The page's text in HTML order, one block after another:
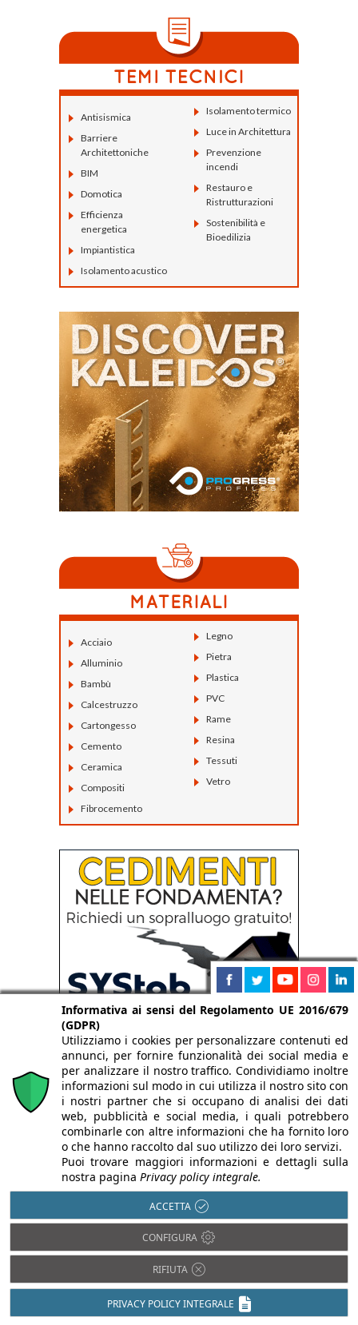
Antisismica
Barriere
Architettoniche
BIM
Domotica
Efficienza
energetica
Impiantistica
Isolamento acustico
Isolamento termico
Luce in Architettura
Prevenzione
incendi
Restauro e
Ristrutturazioni
Sostenibilità e
Bioedilizia
Acciaio
Alluminio
Bambù
Calcestruzzo
Cartongesso
Cemento
Ceramica
Compositi
Fibrocemento
Legno
Pietra
Plastica
PVC
Rame
Resina
Tessuti
Vetro
Informativa ai sensi del Regolamento UE 2016/679
(GDPR)
Utilizziamo i cookies per personalizzare contenuti ed
annunci, per fornire funzionalità dei social media e
per analizzare il nostro traffico. Condividiamo inoltre
informazioni sul modo in cui utilizza il nostro sito con
i nostri partner che si occupano di analisi dei dati
web, pubblicità e social media, i quali potrebbero
combinarle con altre informazioni che ha fornito loro
o che hanno raccolto dal suo utilizzo dei loro servizi.
Puoi trovare maggiori informazioni e dettagli sulla
nostra pagina Privacy policy integrale.
ACCETTA
CONFIGURA
RIFIUTA
PRIVACY POLICY INTEGRALE